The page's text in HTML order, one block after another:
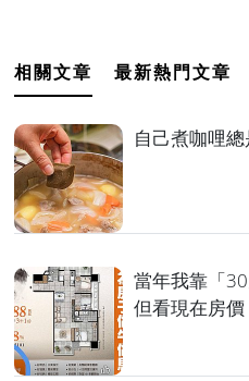
相關文章 最新熱門文章
自己煮咖哩
當年我靠「
但看現在房